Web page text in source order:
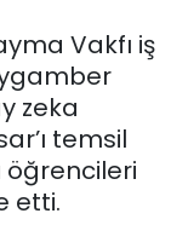
Vakfı iş
zeka
temsil
öğrencileri
etti.